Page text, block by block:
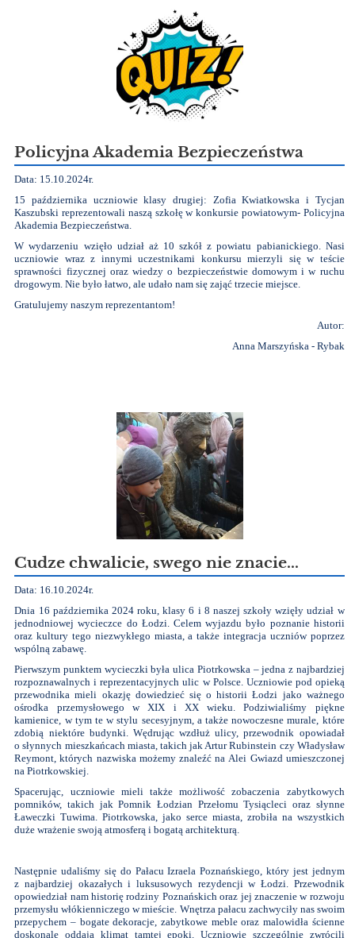
Policyjna Akademia Bezpieczeństwa
Data: 15.10.2024r.
15 października uczniowie klasy drugiej: Zofia Kwiatkowska i Tycjan
Kaszubski reprezentowali naszą szkołę w konkursie powiatowym- Policyjna
Akademia Bezpieczeństwa.
W wydarzeniu wzięło udział aż 10 szkół z powiatu pabianickiego. Nasi
uczniowie wraz z innymi uczestnikami konkursu mierzyli się w teście
sprawności fizycznej oraz wiedzy o bezpieczeństwie domowym i w ruchu
drogowym. Nie było łatwo, ale udało nam się zająć trzecie miejsce.
Gratulujemy naszym reprezentantom!
Autor:
Anna Marszyńska - Rybak
Cudze chwalicie, swego nie znacie...
Data: 16.10.2024r.
Dnia 16 października 2024 roku, klasy 6 i 8 naszej szkoły wzięły udział w
jednodniowej wycieczce do Łodzi. Celem wyjazdu było poznanie historii
oraz kultury tego niezwykłego miasta, a także integracja uczniów poprzez
wspólną zabawę.
Pierwszym punktem wycieczki była ulica Piotrkowska – jedna z najbardziej
rozpoznawalnych i reprezentacyjnych ulic w Polsce. Uczniowie pod opieką
przewodnika mieli okazję dowiedzieć się o historii Łodzi jako ważnego
ośrodka przemysłowego w XIX i XX wieku. Podziwialiśmy piękne
kamienice, w tym te w stylu secesyjnym, a także nowoczesne murale, które
zdobią niektóre budynki. Wędrując wzdłuż ulicy, przewodnik opowiadał
o słynnych mieszkańcach miasta, takich jak Artur Rubinstein czy Władysław
Reymont, których nazwiska możemy znaleźć na Alei Gwiazd umieszczonej
na Piotrkowskiej.
Spacerując, uczniowie mieli także możliwość zobaczenia zabytkowych
pomników, takich jak Pomnik Łodzian Przełomu Tysiącleci oraz słynne
Ławeczki Tuwima. Piotrkowska, jako serce miasta, zrobiła na wszystkich
duże wrażenie swoją atmosferą i bogatą architekturą.
Następnie udaliśmy się do Pałacu Izraela Poznańskiego, który jest jednym
z najbardziej okazałych i luksusowych rezydencji w Łodzi. Przewodnik
opowiedział nam historię rodziny Poznańskich oraz jej znaczenie w rozwoju
przemysłu włókienniczego w mieście. Wnętrza pałacu zachwyciły nas swoim
przepychem – bogate dekoracje, zabytkowe meble oraz malowidła ścienne
doskonale oddają klimat tamtej epoki. Uczniowie szczególnie zwrócili